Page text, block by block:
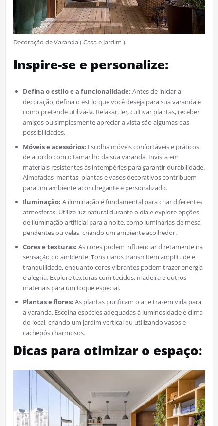
Decoração de Varanda ( Casa e Jardim )
Inspire-se e personalize:
Defina o estilo e a funcionalidade: Antes de iniciar a
decoração, defina o estilo que você deseja para sua varanda e
como pretende utilizá-la. Relaxar, ler, cultivar plantas, receber
amigos ou simplesmente apreciar a vista são algumas das
possibilidades.
Móveis e acessórios: Escolha móveis confortáveis e práticos,
de acordo com o tamanho da sua varanda. Invista em
materiais resistentes às intempéries para garantir durabilidade.
Almofadas, mantas, plantas e vasos decorativos contribuem
para um ambiente aconchegante e personalizado.
Iluminação: A iluminação é fundamental para criar diferentes
atmosferas. Utilize luz natural durante o dia e explore opções
de iluminação artificial para a noite, como luminárias de mesa,
pendentes ou velas, criando um ambiente acolhedor.
Cores e texturas: As cores podem influenciar diretamente na
sensação do ambiente. Tons claros transmitem amplitude e
tranquilidade, enquanto cores vibrantes podem trazer energia
e alegria. Explore texturas com tecidos, madeira e outros
materiais para um toque especial.
Plantas e flores: As plantas purificam o ar e trazem vida para
a varanda. Escolha espécies adequadas à luminosidade e clima
do local, criando um jardim vertical ou utilizando vasos e
cachepôs charmosos.
Dicas para otimizar o espaço: